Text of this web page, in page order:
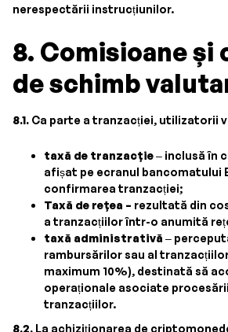
nerespectării instrucțiunilor.
8. Comisioane și
de schimb
8.1. Ca parte a tranzacției, utilizatorii
taxă de tranzacție– inclusă în
afișat pe ecranul bancomatului
confirmarea tranzacției;
Taxă de rețea – rezultată din
a tranzacțiilor într-o anumită
taxă administrativă –
rambursărilor sau al
maximum 10%), destinată să
operaționale asociate
tranzacțiilor.
8.2. La achiziționarea de